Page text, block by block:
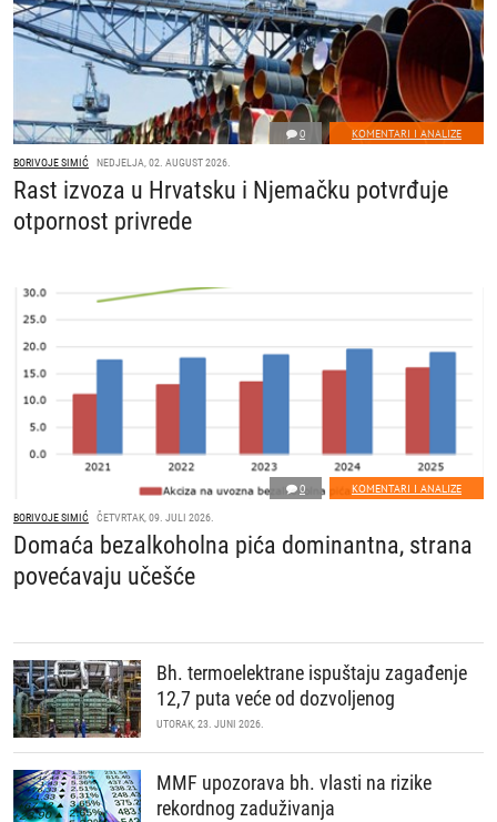
0 KOMENTARI I ANALIZE
BORIVOJE SIMIĆ NEDJELJA, 02. AUGUST 2026.
Rast izvoza u Hrvatsku i Njemačku potvrđuje
otpornost privrede
0 KOMENTARI I ANALIZE
BORIVOJE SIMIĆ ČETVRTAK, 09. JULI 2026.
Domaća bezalkoholna pića dominantna, strana
povećavaju učešće
Bh. termoelektrane ispuštaju zagađenje
12,7 puta veće od dozvoljenog
UTORAK, 23. JUNI 2026.
MMF upozorava bh. vlasti na rizike
rekordnog zaduživanja